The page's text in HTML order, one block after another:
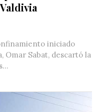
iniciado
Omar Sabat, descartó la